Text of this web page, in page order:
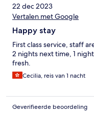
22 dec 2023
Vertalen met Google
Happy stay
First class service, staff
2 nights next time, 1
fresh.
Cecilia, reis van 1 nacht
Geverifieerde beoordeling